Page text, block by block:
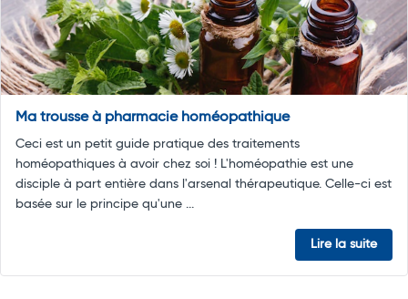
Ma trousse à pharmacie homéopathique
Ceci est un petit guide pratique des traitements
homéopathiques à avoir chez soi ! L'homéopathie est une
disciple à part entière dans l'arsenal thérapeutique. Celle-ci est
basée sur le principe qu'une ...
Lire la suite